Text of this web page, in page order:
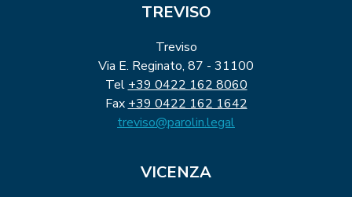
TREVISO
Treviso
Via E. Reginato, 87 - 31100
Tel +39 0422 162 8060
Fax +39 0422 162 1642
treviso@parolin.legal
VICENZA